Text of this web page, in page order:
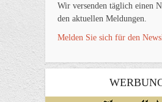
Wir versenden täglich einen
den aktuellen Meldungen.
Melden Sie sich für den